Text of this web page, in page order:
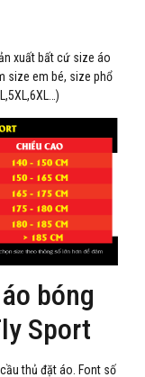
xuất bất cứ size áo
size em bé, size phổ
bóng
Sport
thủ đặt áo. Font số